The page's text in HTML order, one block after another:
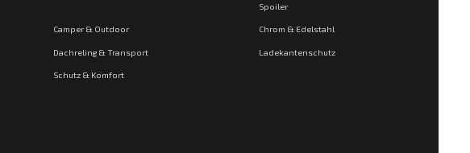
Spoiler
Camper & Outdoor Chrom & Edelstahl
Dachreling & Transport Ladekantenschutz
Schutz & Komfort